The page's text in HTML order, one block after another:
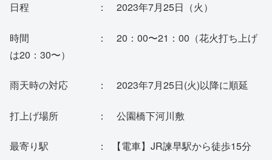
日程 ： 2023年7月25日（火）
時間 ： 20：00〜21：00（花火打ち上げ
は20：30〜）
雨天時の対応 ： 2023年7月25日(火)以降に順延
打上げ場所 ： 公園橋下河川敷
最寄り駅 ： 【電車】JR諫早駅から徒歩15分